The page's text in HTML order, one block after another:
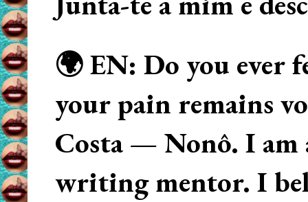
🌍 EN: Do you ever
your pain remains
Costa — Nonô. I am
writing mentor. I